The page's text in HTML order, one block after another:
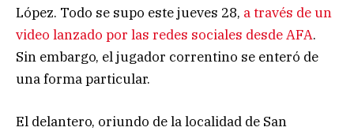
López. Todo se supo este jueves 28, a través de un
video lanzado por las redes sociales desde AFA.
Sin embargo, el jugador correntino se enteró de
una forma particular.
El delantero, oriundo de la localidad de San